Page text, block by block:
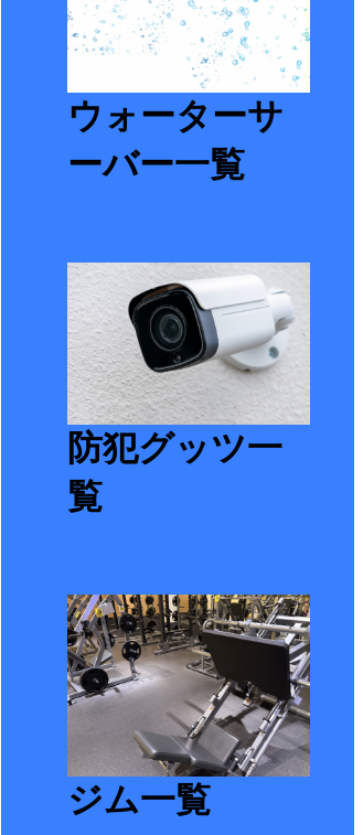
ウォーターサ
ーバー一覧
防犯グッツ一
覧
ジム一覧